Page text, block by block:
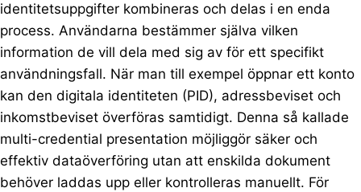
identitetsuppgifter kombineras och delas i en enda
process. Användarna bestämmer själva vilken
information de vill dela med sig av för ett specifikt
användningsfall. När man till exempel öppnar ett konto
kan den digitala identiteten (PID), adressbeviset och
inkomstbeviset överföras samtidigt. Denna så kallade
multi-credential presentation möjliggör säker och
effektiv dataöverföring utan att enskilda dokument
behöver laddas upp eller kontrolleras manuellt. För